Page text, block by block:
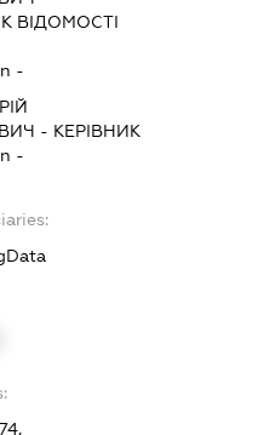
ВІДОМОСТІ
-
- КЕРІВНИК
-